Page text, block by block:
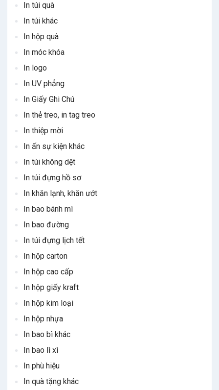
In túi quà
In túi khác
In hộp quà
In móc khóa
In logo
In UV phẳng
In Giấy Ghi Chú
In thẻ treo, in tag treo
In thiệp mời
In ấn sự kiện khác
In túi không dệt
In túi đựng hồ sơ
In khăn lạnh, khăn ướt
In bao bánh mì
In bao đường
In túi đựng lịch tết
In hộp carton
In hộp cao cấp
In hộp giấy kraft
In hộp kim loại
In hộp nhựa
In bao bì khác
In bao lì xì
In phù hiệu
In quà tặng khác